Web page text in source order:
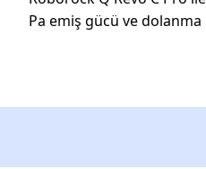
Pa emiş gücü ve